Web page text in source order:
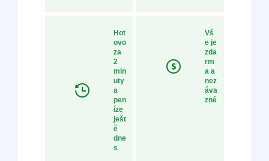
Hot
ovo
za
2
min
uty
a
pen
íze
ješt
ě
dne
s
Vš
e je
zda
rm
a a
nez
áva
zné